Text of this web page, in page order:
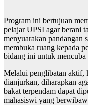
Program ini bertujuan
pelajar UPSI agar berani
menyuarakan pandangan
membuka ruang kepada
bidang ini untuk
Melalui penglibatan aktif,
dianjurkan, diharapkan
bakat terpendam dapat
mahasiswi yang